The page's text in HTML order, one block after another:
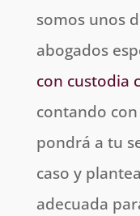
somos unos
abogados
con custodia
contando
pondrá a tu
caso y
adecuada